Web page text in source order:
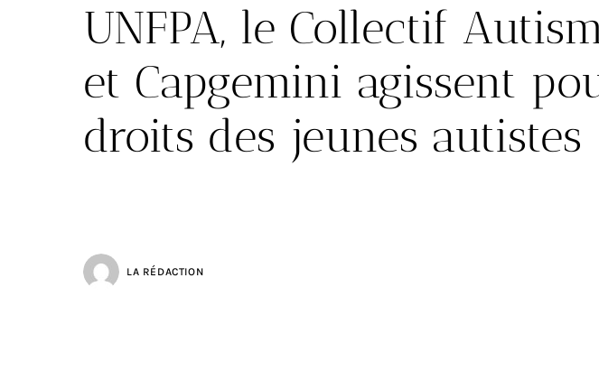
UNFPA, le Collectif
et Capgemini agissent
droits des jeunes autistes
LA RÉDACTION